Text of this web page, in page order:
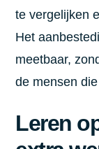
te vergelijken
Het
meetbaar,
de mensen
Leren